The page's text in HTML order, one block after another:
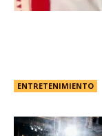
ENTRETENIMIENTO